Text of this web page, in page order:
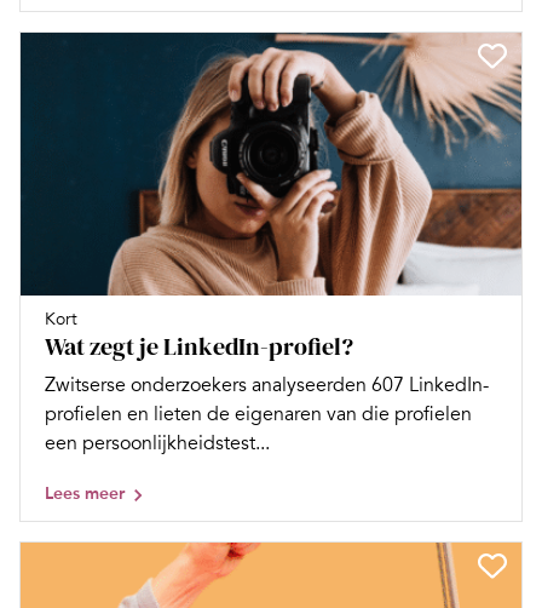
Kort
Wat zegt je LinkedIn-profiel?
Zwitserse onderzoekers analyseerden 607 LinkedIn-
profielen en lieten de eigenaren van die profielen
een persoonlijkheidstest...
Lees meer